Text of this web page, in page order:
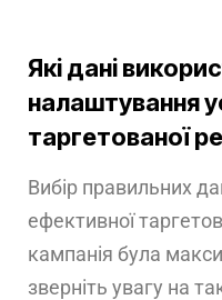
Які дані
налаштування
таргетованої
Вибір правильних
ефективної
кампанія була
зверніть увагу на